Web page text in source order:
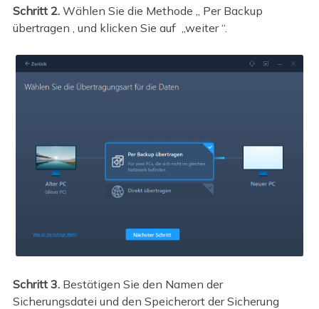
Schritt 2. Wählen Sie die Methode „ Per Backup
übertragen ‚ und klicken Sie auf „weiter “.
Schritt 3. Bestätigen Sie den Namen der
Sicherungsdatei und den Speicherort der Sicherung